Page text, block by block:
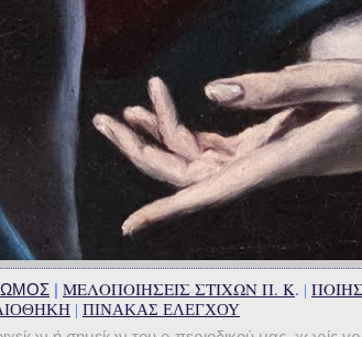
| ΜΕΛΟΠΟΙΗΣΕΙΣ ΣΤΙΧΩΝ Π. Κ. |
| ΠΙΝΑΚΑΣ ΕΛΕΓΧΟΥ